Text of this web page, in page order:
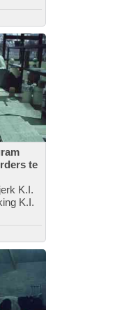
te
K.I.
K.I.